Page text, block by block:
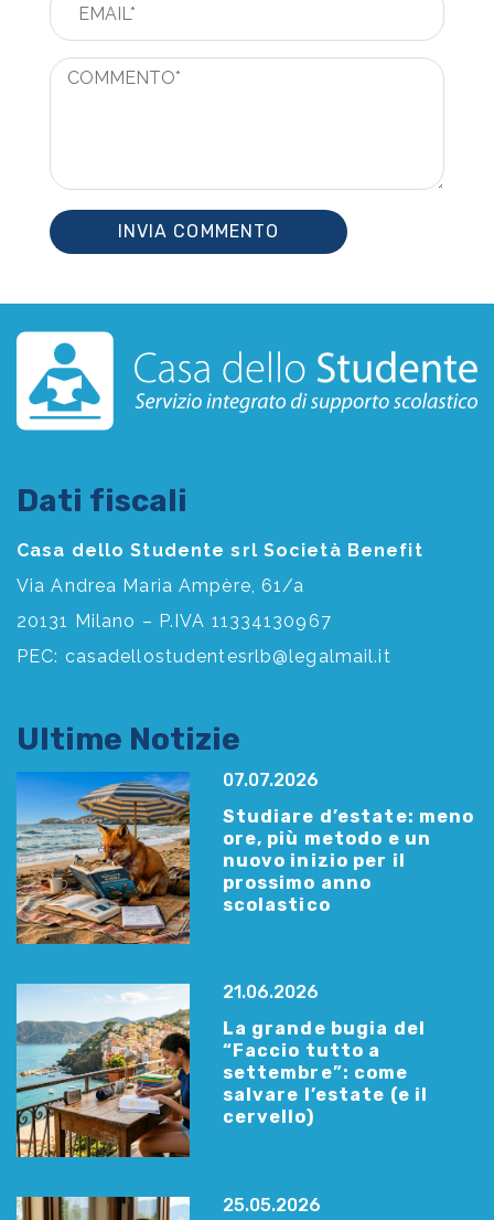
Dati fiscali
Casa dello Studente srl Società Benefit
Via Andrea Maria Ampère, 61/a
20131 Milano – P.IVA 11334130967
PEC: casadellostudentesrlb@legalmail.it
Ultime Notizie
07.07.2026
Studiare d’estate: meno
ore, più metodo e un
nuovo inizio per il
prossimo anno
scolastico
21.06.2026
La grande bugia del
“Faccio tutto a
settembre”: come
salvare l’estate (e il
cervello)
25.05.2026